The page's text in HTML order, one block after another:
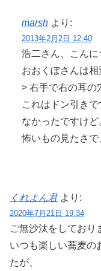
marsh より:
2013年2月2日 12:40
浩二さん、こんに
おおくぼさんは相
> 右手で右の耳の
これはドン引き
なかったですけど
怖いもの見たさで
くれよん君 より:
2020年7月21日 19:34
ご無沙汰をしており
いつも楽しい蕎麦の
たが、